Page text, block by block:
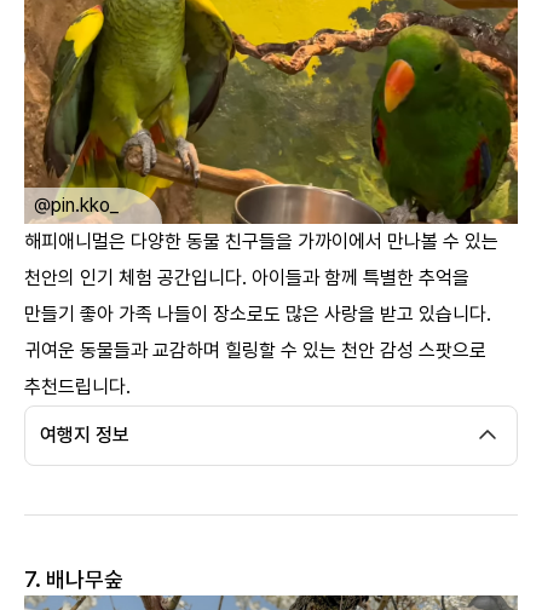
@mikyoung9582
ㅤ
해피애니멀은 다양한 동물 친구들을 가까이에서 만나볼 수 있는
천안의 인기 체험 공간입니다. 아이들과 함께 특별한 추억을
만들기 좋아 가족 나들이 장소로도 많은 사랑을 받고 있습니다.
귀여운 동물들과 교감하며 힐링할 수 있는 천안 감성 스팟으로
추천드립니다.
여행지 정보
7. 배나무숲